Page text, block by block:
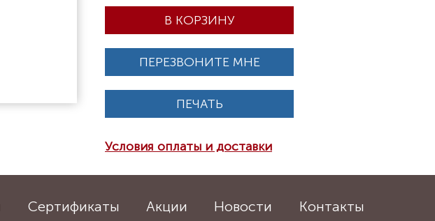
В КОРЗИНУ
ПЕРЕЗВОНИТЕ МНЕ
ПЕЧАТЬ
Условия оплаты и доставки
Сертификаты Акции Новости Контакты